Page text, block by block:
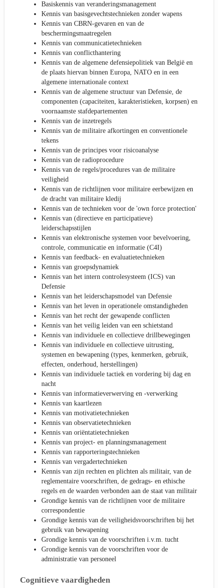
Basiskennis van veranderingsmanagement
Kennis van basisgevechtstechnieken zonder wapens
Kennis van CBRN-gevaren en van de
beschermingsmaatregelen
Kennis van communicatietechnieken
Kennis van conflicthantering
Kennis van de algemene defensiepolitiek van België en
de plaats hiervan binnen Europa, NATO en in een
algemene internationale context
Kennis van de algemene structuur van Defensie, de
componenten (capaciteiten, karakteristieken, korpsen) en
voornaamste stafdepartementen
Kennis van de inzetregels
Kennis van de militaire afkortingen en conventionele
tekens
Kennis van de principes voor risicoanalyse
Kennis van de radioprocedure
Kennis van de regels/procedures van de militaire
veiligheid
Kennis van de richtlijnen voor militaire eerbewijzen en
de dracht van militaire kledij
Kennis van de technieken voor de 'own force protection'
Kennis van (directieve en participatieve)
leiderschapsstijlen
Kennis van elektronische systemen voor bevelvoering,
controle, communicatie en informatie (C4I)
Kennis van feedback- en evaluatietechnieken
Kennis van groepsdynamiek
Kennis van het intern controlesysteem (ICS) van
Defensie
Kennis van het leiderschapsmodel van Defensie
Kennis van het leven in operationele omstandigheden
Kennis van het recht der gewapende conflicten
Kennis van het veilig leiden van een schietstand
Kennis van individuele en collectieve drillbewegingen
Kennis van individuele en collectieve uitrusting,
systemen en bewapening (types, kenmerken, gebruik,
effecten, onderhoud, herstellingen)
Kennis van individuele tactiek en vordering bij dag en
nacht
Kennis van informatieverwerving en -verwerking
Kennis van kaartlezen
Kennis van motivatietechnieken
Kennis van observatietechnieken
Kennis van oriëntatietechnieken
Kennis van project- en planningsmanagement
Kennis van rapporteringstechnieken
Kennis van vergadertechnieken
Kennis van zijn rechten en plichten als militair, van de
reglementaire voorschriften, de gedrags- en ethische
regels en de waarden verbonden aan de staat van militair
Grondige kennis van de richtlijnen voor de militaire
correspondentie
Grondige kennis van de veiligheidsvoorschriften bij het
gebruik van bewapening
Grondige kennis van de voorschriften i.v.m. tucht
Grondige kennis van de voorschriften voor de
administratie van personeel
Cognitieve vaardigheden